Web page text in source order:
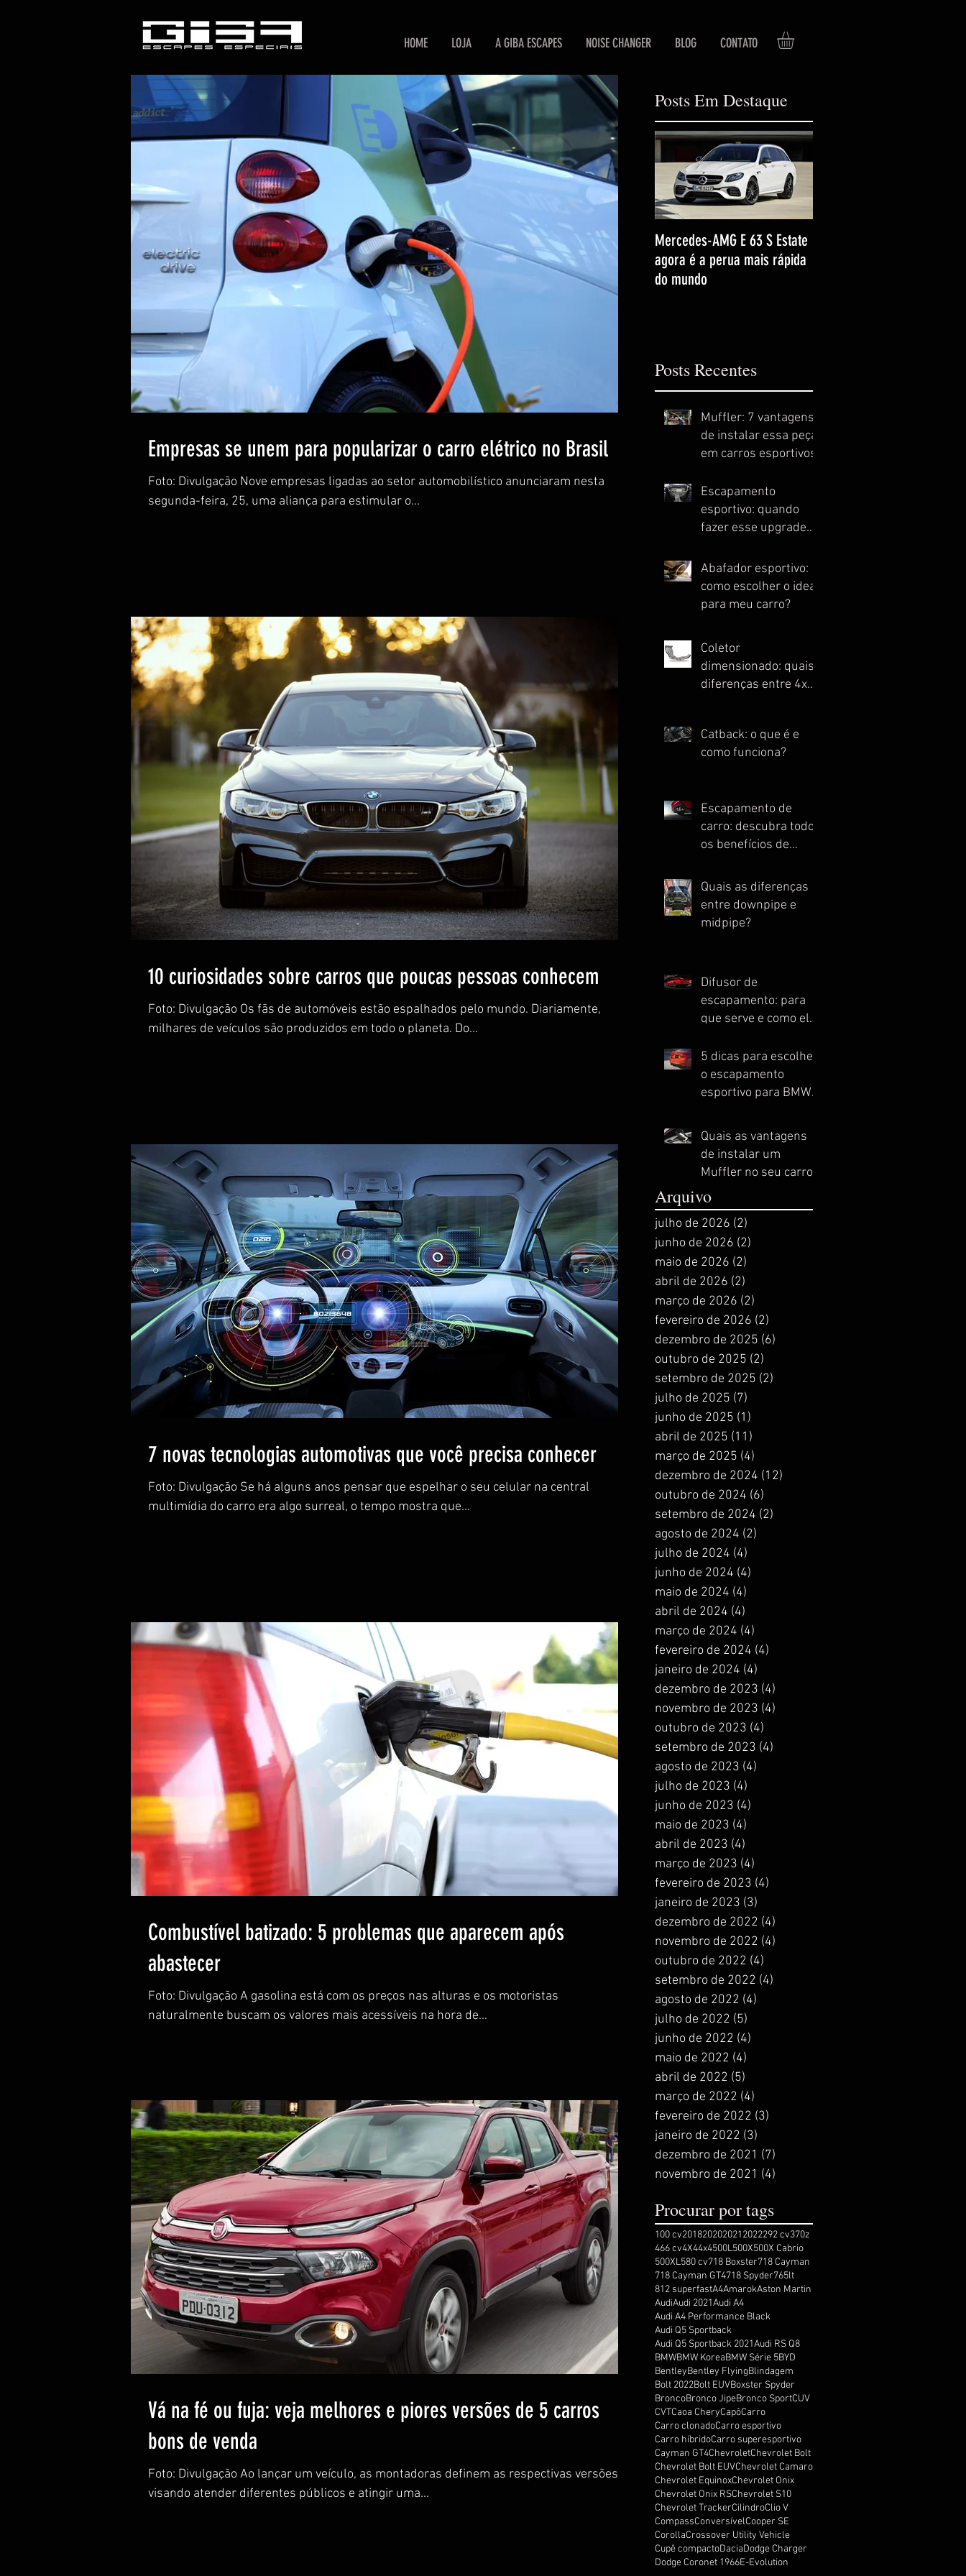
HOME LOJA A GIBA ESCAPES NOISE CHANGER BLOG CONTATO
Empresas se unem para popularizar o carro elétrico no Brasil
Foto: Divulgação Nove empresas ligadas ao setor automobilístico anunciaram nesta
segunda-feira, 25, uma aliança para estimular o...
10 curiosidades sobre carros que poucas pessoas conhecem
Foto: Divulgação Os fãs de automóveis estão espalhados pelo mundo. Diariamente,
milhares de veículos são produzidos em todo o planeta. Do...
7 novas tecnologias automotivas que você precisa conhecer
Foto: Divulgação Se há alguns anos pensar que espelhar o seu celular na central
multimídia do carro era algo surreal, o tempo mostra que...
Combustível batizado: 5 problemas que aparecem após
abastecer
Foto: Divulgação A gasolina está com os preços nas alturas e os motoristas
naturalmente buscam os valores mais acessíveis na hora de...
Vá na fé ou fuja: veja melhores e piores versões de 5 carros
bons de venda
Foto: Divulgação Ao lançar um veículo, as montadoras definem as respectivas versões
visando atender diferentes públicos e atingir uma...
Posts Em Destaque
Mercedes-AMG E 63 S Estate
agora é a perua mais rápida
do mundo
Posts Recentes
Muffler: 7 vantagens
de instalar essa peça
em carros esportivos
Escapamento
esportivo: quando
fazer esse upgrade
Abafador esportivo:
como escolher o ideal
para meu carro?
Coletor
dimensionado: quais
diferenças entre 4x1,
Catback: o que é e
como funciona?
Escapamento de
carro: descubra todos
os benefícios de
Quais as diferenças
entre downpipe e
midpipe?
Difusor de
escapamento: para
que serve e como ele
desempenho do seu
automóvel esportivo
5 dicas para escolher
o escapamento
esportivo para BMW
Quais as vantagens
de instalar um
Muffler no seu carro
Arquivo
julho de 2026 (2)
junho de 2026 (2)
maio de 2026 (2)
abril de 2026 (2)
março de 2026 (2)
fevereiro de 2026 (2)
dezembro de 2025 (6)
outubro de 2025 (2)
setembro de 2025 (2)
julho de 2025 (7)
junho de 2025 (1)
abril de 2025 (11)
março de 2025 (4)
dezembro de 2024 (12)
outubro de 2024 (6)
setembro de 2024 (2)
agosto de 2024 (2)
julho de 2024 (4)
junho de 2024 (4)
maio de 2024 (4)
abril de 2024 (4)
março de 2024 (4)
fevereiro de 2024 (4)
janeiro de 2024 (4)
dezembro de 2023 (4)
novembro de 2023 (4)
outubro de 2023 (4)
setembro de 2023 (4)
agosto de 2023 (4)
julho de 2023 (4)
junho de 2023 (4)
maio de 2023 (4)
abril de 2023 (4)
março de 2023 (4)
fevereiro de 2023 (4)
janeiro de 2023 (3)
dezembro de 2022 (4)
novembro de 2022 (4)
outubro de 2022 (4)
setembro de 2022 (4)
agosto de 2022 (4)
julho de 2022 (5)
junho de 2022 (4)
maio de 2022 (4)
abril de 2022 (5)
março de 2022 (4)
fevereiro de 2022 (3)
janeiro de 2022 (3)
dezembro de 2021 (7)
novembro de 2021 (4)
Procurar por tags
100 cv2018202020212022292 cv370z
466 cv4X44x4500L500X500X Cabrio
500XL580 cv718 Boxster718 Cayman
718 Cayman GT4718 Spyder765lt
812 superfastA4AmarokAston Martin
AudiAudi 2021Audi A4
Audi A4 Performance Black
Audi Q5 Sportback
Audi Q5 Sportback 2021Audi RS Q8
BMWBMW KoreaBMW Série 5BYD
BentleyBentley FlyingBlindagem
Bolt 2022Bolt EUVBoxster Spyder
BroncoBronco JipeBronco SportCUV
CVTCaoa CheryCapôCarro
Carro clonadoCarro esportivo
Carro híbridoCarro superesportivo
Cayman GT4ChevroletChevrolet Bolt
Chevrolet Bolt EUVChevrolet Camaro
Chevrolet EquinoxChevrolet Onix
Chevrolet Onix RSChevrolet S10
Chevrolet TrackerCilindroClio V
CompassConversívelCooper SE
CorollaCrossover Utility Vehicle
Cupê compactoDaciaDodge Charger
Dodge Coronet 1966E-Evolution